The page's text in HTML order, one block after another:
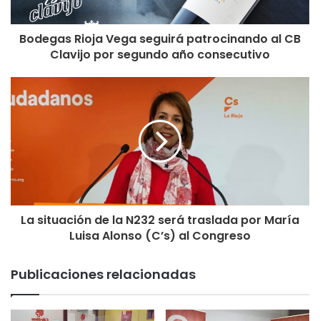
Bodegas Rioja Vega seguirá patrocinando al CB
Clavijo por segundo año consecutivo
La situación de la N232 será traslada por María
Luisa Alonso (C’s) al Congreso
Publicaciones relacionadas